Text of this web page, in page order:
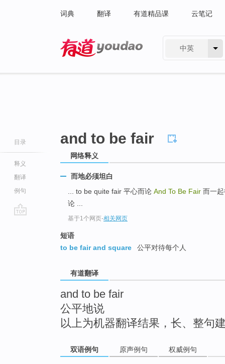
词典 翻译 有道精品课 云笔记
中英
目录
释义
翻译
例句
and to be fair
网络释义
而地必须坦白
... to be quite fair 平心而论 And To Be Fair 而一
论 ...
基于1个网页-相关网页
短语
to be fair and square
公平对待每个人
有道翻译
and to be fair
公平地说
以上为机器翻译结果，长、整句
双语例句 原声例句 权威例句